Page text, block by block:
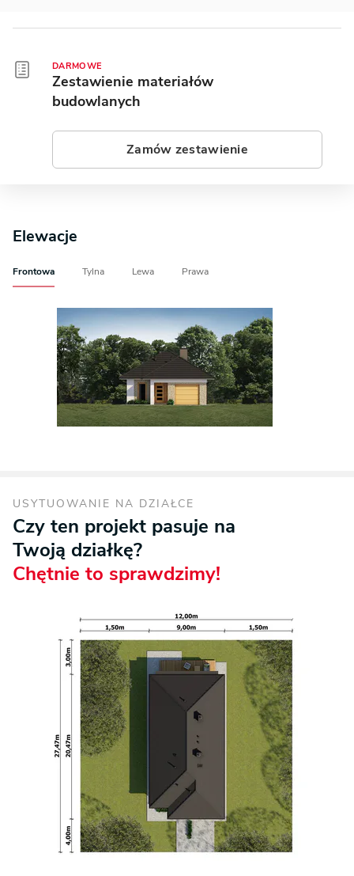
DARMOWE
Zestawienie materiałów
budowlanych
Zamów zestawienie
Elewacje
Frontowa Tylna Lewa Prawa
USYTUOWANIE NA DZIAŁCE
Czy ten projekt pasuje na
Twoją działkę?
Chętnie to sprawdzimy!